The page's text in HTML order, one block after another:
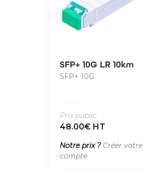
SFP+ 10G LR 10km
SFP+ 10G
Prix public
48.00€ HT
Notre prix ? Créer votre
compte